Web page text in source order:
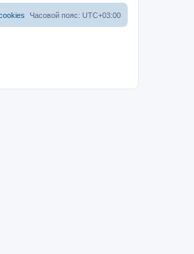
Часовой пояс: UTC+03:00